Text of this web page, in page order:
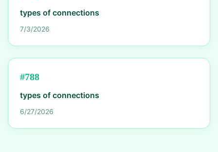
types of connections
7/3/2026
#788
types of connections
6/27/2026